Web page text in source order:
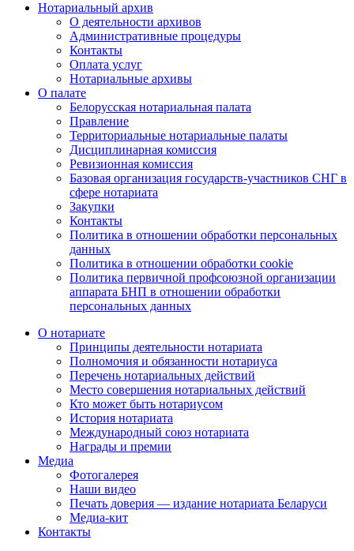
Нотариальный архив
О деятельности архивов
Административные процедуры
Контакты
Оплата услуг
Нотариальные архивы
О палате
Белорусская нотариальная палата
Правление
Территориальные нотариальные палаты
Дисциплинарная комиссия
Ревизионная комиссия
Базовая организация государств-участников СНГ в
сфере нотариата
Закупки
Контакты
Политика в отношении обработки персональных
данных
Политика в отношении обработки cookie
Политика первичной профсоюзной организации
аппарата БНП в отношении обработки
персональных данных
О нотариате
Принципы деятельности нотариата
Полномочия и обязанности нотариуса
Перечень нотариальных действий
Место совершения нотариальных действий
Кто может быть нотариусом
История нотариата
Международный союз нотариата
Награды и премии
Медиа
Фотогалерея
Наши видео
Печать доверия — издание нотариата Беларуси
Медиа-кит
Контакты